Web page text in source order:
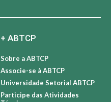
+ ABTCP
Sobre a ABTCP
Associe-se à ABTCP